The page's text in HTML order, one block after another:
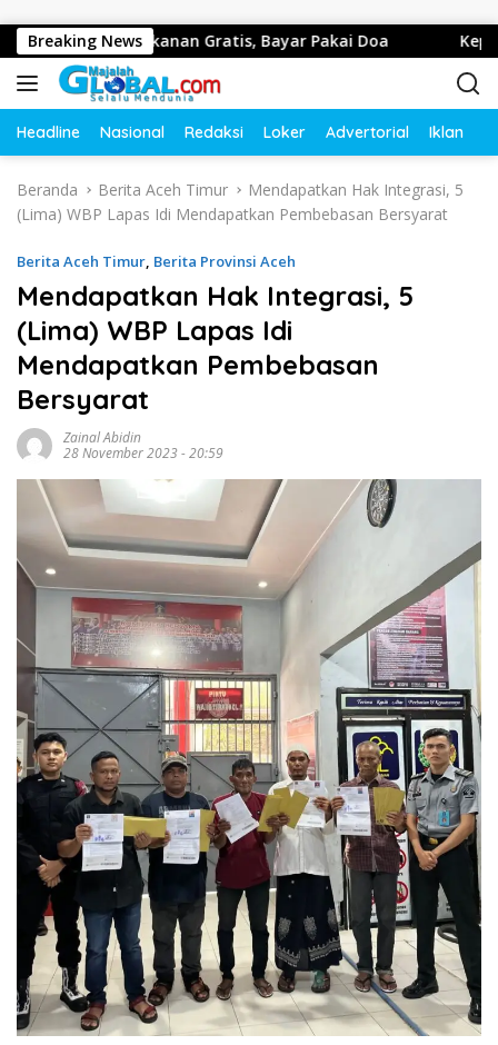
Breaking News
Makanan Gratis, Bayar Pakai Doa Kepala
Headline Nasional Redaksi Loker Advertorial Iklan
Beranda Berita Aceh Timur
Mendapatkan Hak Integrasi, 5
(Lima) WBP Lapas Idi Mendapatkan Pembebasan Bersyarat
Berita Aceh Timur, Berita Provinsi Aceh
Mendapatkan Hak Integrasi, 5
(Lima) WBP Lapas Idi
Mendapatkan Pembebasan
Bersyarat
Zainal Abidin
28 November 2023 - 20:59